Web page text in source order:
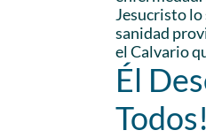
Jesucristo lo
sanidad
el Calvario
Él
Todos!